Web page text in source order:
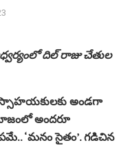
దిల్ రాజు చేతుల
అండ‌గా
అంద‌రూ
‘మనం సైతం’. గడిచిన